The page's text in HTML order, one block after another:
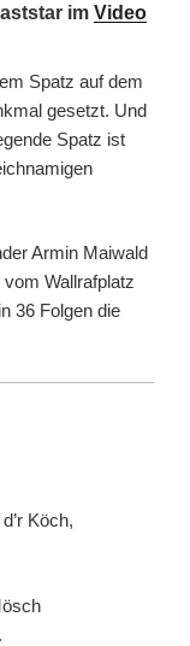
im Video
Spatz auf dem
gesetzt. Und
Spatz ist
Armin Maiwald
Wallrafplatz
36 Folgen die
Köch,